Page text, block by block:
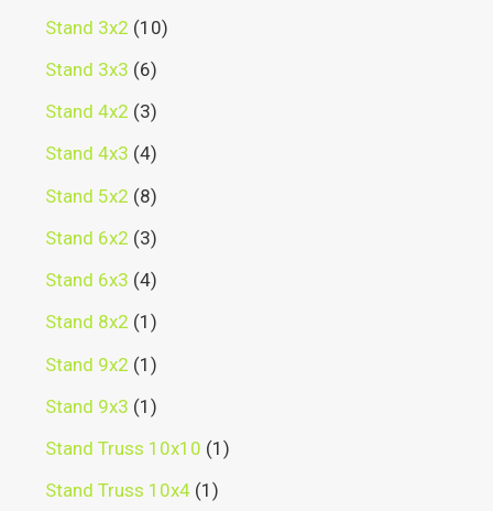
Stand 3x2 10
Stand 3x3 6
Stand 4x2 3
Stand 4x3 4
Stand 5x2 8
Stand 6x2 3
Stand 6x3 4
Stand 8x2 1
Stand 9x2 1
Stand 9x3 1
Stand Truss 10x10 1
Stand Truss 10x4 1